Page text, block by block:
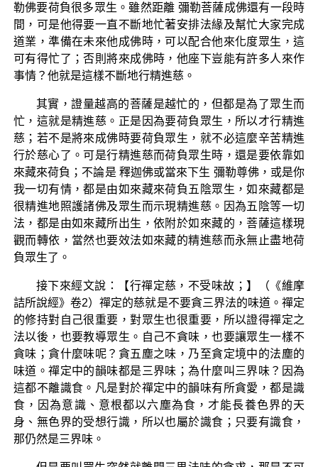
勒佛要荷負很多眾生。雖然距離 彌勒菩薩成佛還有一段時
間，可是他得要一直不斷地忙著安排法緣及幫忙大家完成
道業，準備在未來他成佛時，可以配合他來化度眾生，這
可有得忙了；否則將來成佛時，他座下豈能有許多人來作
事情？他就是這樣不斷地行精進慈。
其實，證量越高的菩薩是越忙的，但都是為了眾生而
忙，這就是精進慈。正是因為要荷負眾生，所以才行精進
慈；若不是將來成佛時要荷負眾生，就不必這麼辛苦精進
行於慈心了。可是行精進慈而荷負眾生時，還是要依靠如
來藏來荷負；不論是 釋迦佛或當來下生 彌勒尊佛，或是你
我一切有情，都是由如來藏來荷負五陰眾生，如來藏都是
很精進地照護諸佛及眾生而示現精進慈。因為五陰等一切
法，都是由如來藏所出生，依附於如來藏的，菩薩這樣現
觀而轉依，當然也要效法如來藏的精進慈而永無止盡地荷
負眾生了。
接下來經文說：【行禪定慈，不受味故；】（《維摩
詰所說經》卷2）禪定的慈就是不要貪三界法的味道。禪定
的修持對自己很重要，對眾生也很重要，所以證得禪定之
法以後，也要教導眾生。自己不貪味，也要讓眾生一樣不
貪味；貪什麼味呢？貪五塵之味，乃至貪定境中的法塵的
味道。禪定中的韻味都是三界味；為什麼叫三界味？因為
這都不離識食。凡是對於禪定中的韻味有所貪愛，都是識
食，因為意識、意根都以六塵為食，才能長養色界的天
身、無色界的受想行識，所以也屬於識食；只要有識食，
那仍然是三界味。